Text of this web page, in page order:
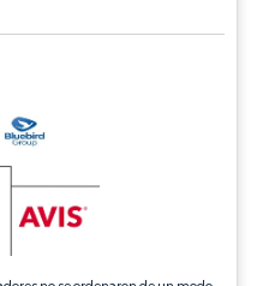
atribución según CC BY 4.0.